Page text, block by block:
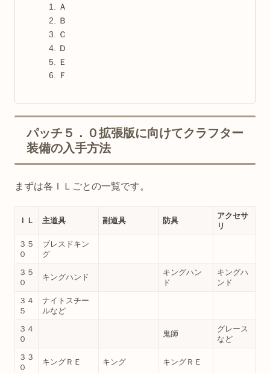
Ａ
Ｂ
Ｃ
Ｄ
Ｅ
Ｆ
パッチ５．０拡張版に向けてクラフター
装備の入手方法
まずは各ＩＬごとの一覧です。
ＩＬ 主道具 副道具 防具
アクセサ
リ
３５
０
ブレスドキン
グ
３５
０
キングハンド
キングハン
ド
キングハ
ンド
３４
５
ナイトスチー
ルなど
３４
０
鬼師
グレース
など
３３
０
キングＲＥ キング キングＲＥ